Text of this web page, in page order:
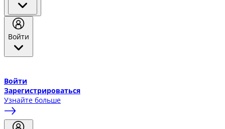
Войти
Войти
Зарегистрироваться
Узнайте больше